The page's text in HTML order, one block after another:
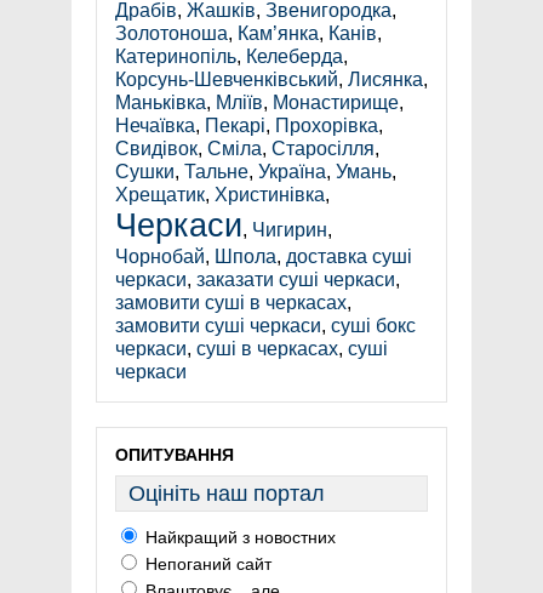
Драбів, Жашків, Звенигородка,
Золотоноша, Кам’янка, Канів,
Катеринопіль, Келеберда,
Корсунь-Шевченківський, Лисянка,
Маньківка, Мліїв, Монастирище,
Нечаївка, Пекарі, Прохорівка,
Свидівок, Сміла, Старосілля,
Сушки, Тальне, Україна, Умань,
Хрещатик, Христинівка,
Черкаси, Чигирин,
Чорнобай, Шпола, доставка суші
черкаси, заказати суші черкаси,
замовити суші в черкасах,
замовити суші черкаси, суші бокс
черкаси, суші в черкасах, суші
черкаси
ОПИТУВАННЯ
Оцініть наш портал
Найкращий з новостних
Непоганий сайт